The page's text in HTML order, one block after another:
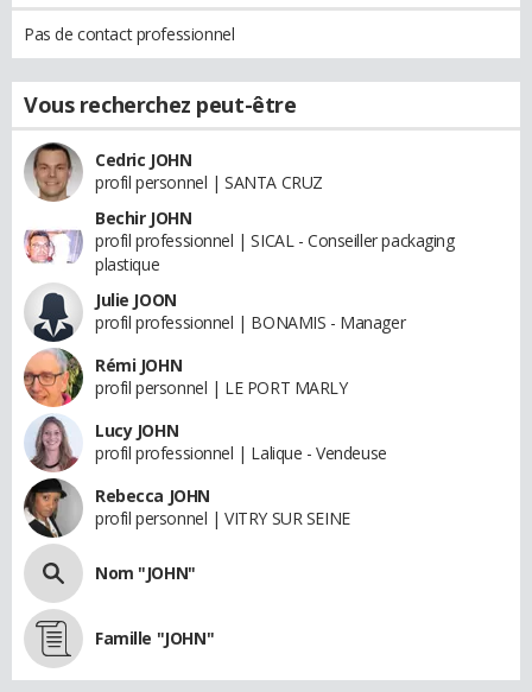
Pas de contact professionnel
Vous recherchez peut-être
Cedric JOHN
profil personnel | SANTA CRUZ
Bechir JOHN
profil professionnel | SICAL - Conseiller packaging
plastique
Julie JOON
profil professionnel | BONAMIS - Manager
Rémi JOHN
profil personnel | LE PORT MARLY
Lucy JOHN
profil professionnel | Lalique - Vendeuse
Rebecca JOHN
profil personnel | VITRY SUR SEINE
Nom "JOHN"
Famille "JOHN"